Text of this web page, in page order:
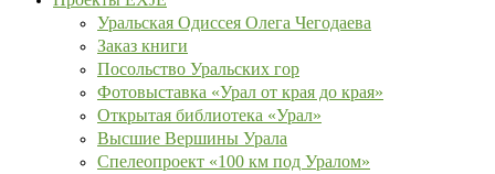
Уральская Одиссея Олега Чегодаева
Заказ книги
Посольство Уральских гор
Фотовыставка «Урал от края до края»
Открытая библиотека «Урал»
Высшие Вершины Урала
Спелеопроект «100 км под Уралом»